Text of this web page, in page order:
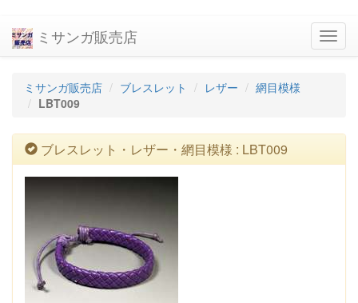
ミサンガ販売店
ミサンガ販売店 ブレスレット レザー
網目模様
LBT009
ブレスレット・レザー・網目模様 : LBT009